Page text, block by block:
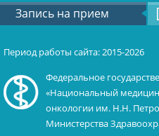
Запись на прием
Период работы сайта: 2015-2026
Федеральное
«Национальный
онкологии им. Н.Н.
Министерства